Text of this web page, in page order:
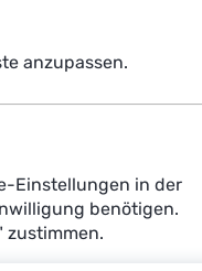
anzupassen.
Einstellungen in der
benötigen.
zustimmen.